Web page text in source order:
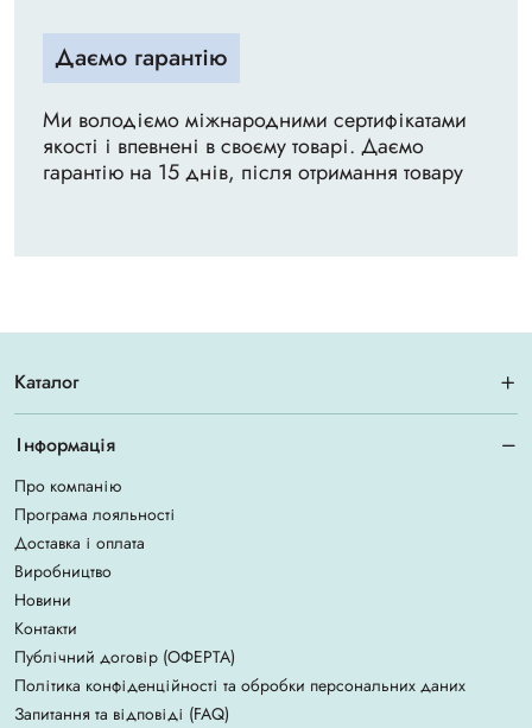
Даємо гарантію
Ми володіємо міжнародними сертифікатами
якості і впевнені в своєму товарі. Даємо
гарантію на 15 днів, після отримання товару
Каталог
Інформація
Про компанію
Програма лояльності
Доставка і оплата
Виробництво
Новини
Контакти
Публічний договір (ОФЕРТА)
Політика конфіденційності та обробки персональних даних
Запитання та відповіді (FAQ)